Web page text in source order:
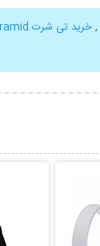
,خرید تی شرت Pyramid